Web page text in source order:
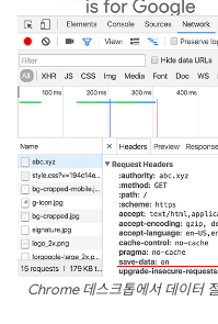
Chrome 데스크톱에서 데이터